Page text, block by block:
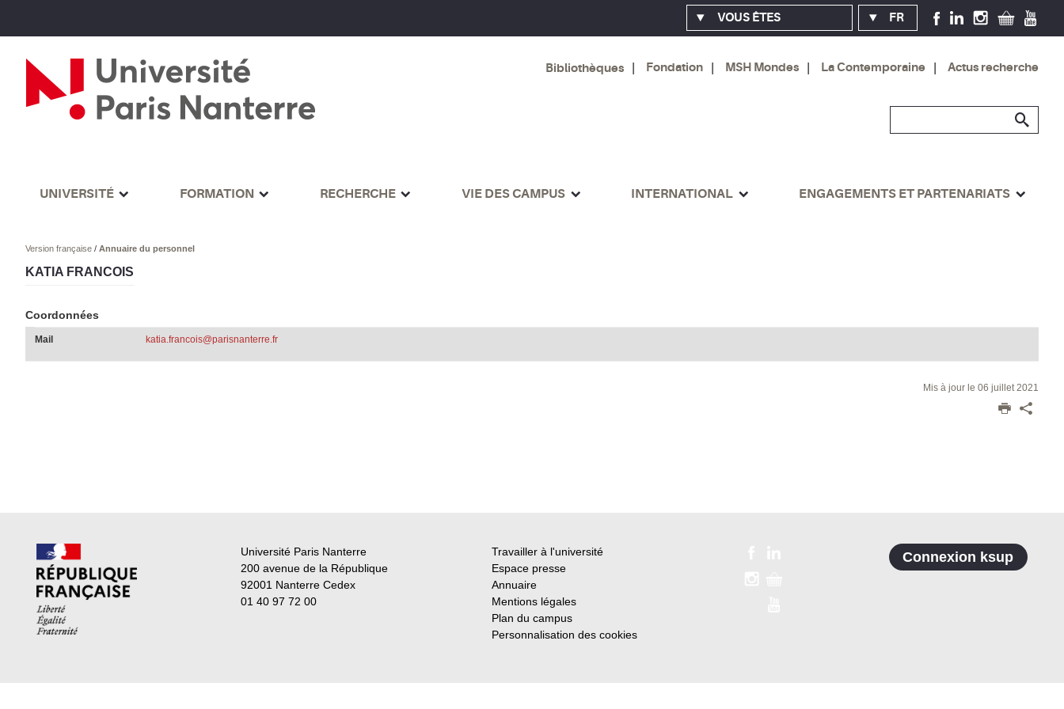
VOUS ÊTES FR
Bibliothèques Fondation MSH Mondes La Contemporaine Actus recherche
UNIVERSITÉ FORMATION RECHERCHE VIE DES CAMPUS INTERNATIONAL ENGAGEMENTS ET PARTENARIATS
Version française/ Annuaire du personnel
KATIA FRANCOIS
Coordonnées
Mail katia.francois@parisnanterre.fr
Mis à jour le 06 juillet 2021
Université Paris Nanterre
200 avenue de la République
92001 Nanterre Cedex
01 40 97 72 00
Travailler à l'université
Espace presse
Annuaire
Mentions légales
Plan du campus
Personnalisation des cookies
Connexion ksup